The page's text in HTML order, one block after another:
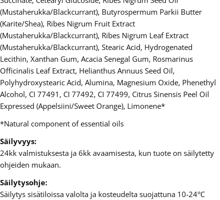
(Mustaherukka/Blackcurrant), Butyrospermum Parkii Butter
(Karite/Shea), Ribes Nigrum Fruit Extract
(Mustaherukka/Blackcurrant), Ribes Nigrum Leaf Extract
(Mustaherukka/Blackcurrant), Stearic Acid, Hydrogenated
Lecithin, Xanthan Gum, Acacia Senegal Gum, Rosmarinus
Officinalis Leaf Extract, Helianthus Annuus Seed Oil,
Polyhydroxystearic Acid, Alumina, Magnesium Oxide, Phenethyl
Alcohol, CI 77491, CI 77492, CI 77499, Citrus Sinensis Peel Oil
Expressed (Appelsiini/Sweet Orange), Limonene*
*Natural component of essential oils
Säilyvyys:
24kk valmistuksesta ja 6kk avaamisesta, kun tuote on säilytetty
ohjeiden mukaan.
Säilytysohje:
Säilytys sisätiloissa valolta ja kosteudelta suojattuna 10-24°C